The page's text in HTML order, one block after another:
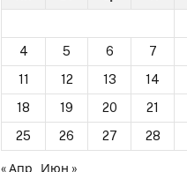
4
5 6 7
11
12 13 14
18
19 20 21
25
26 27 28
« Апр Июн »